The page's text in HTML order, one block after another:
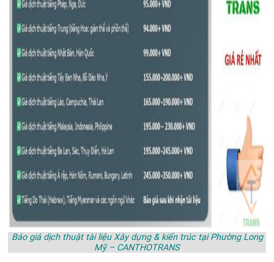
Báo giá dịch thuật tài liệu Xây dựng & kiến trúc tại Phường Long
Mỹ – CANTHOTRANS